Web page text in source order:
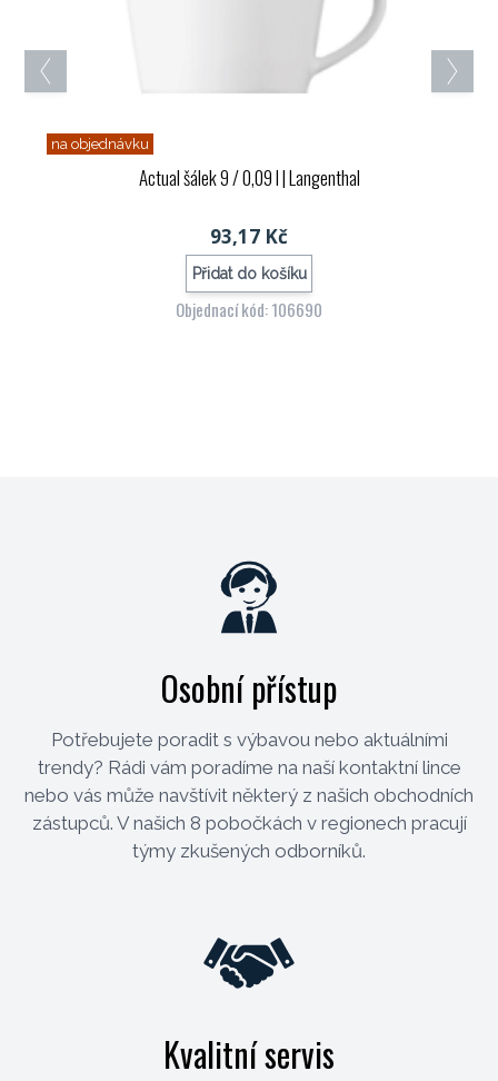
na objednávku
Actual šálek 9 / 0,09 l| Langenthal
93,17 Kč
Přidat do košíku
Objednací kód: 106690
Osobní přístup
Potřebujete poradit s výbavou nebo aktuálními
trendy? Rádi vám poradíme na naší kontaktní lince
nebo vás může navštívit některý z našich obchodních
zástupců. V našich 8 pobočkách v regionech pracují
týmy zkušených odborníků.
Kvalitní servis